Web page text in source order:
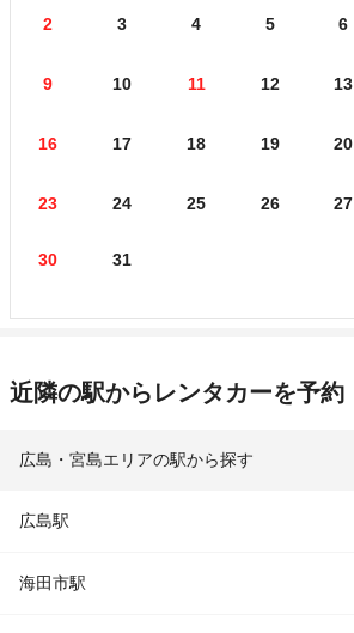
2 3 4 5 6
9 10 11 12 13
16 17 18 19 20
23 24 25 26 27
30 31
近隣の駅からレンタカーを予約
広島・宮島エリアの駅から探す
広島駅
海田市駅